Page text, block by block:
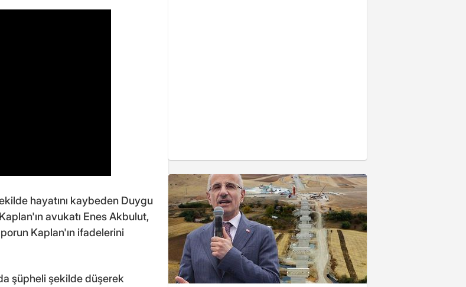
hayatını kaybeden Duygu
avukatı Enes Akbulut,
Kaplan'ın ifadelerini
şüpheli şekilde düşerek